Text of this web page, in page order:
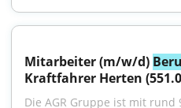
Mitarbeiter (m/w/d)
Kraftfahrer Herten
Die AGR Gruppe ist mit rund